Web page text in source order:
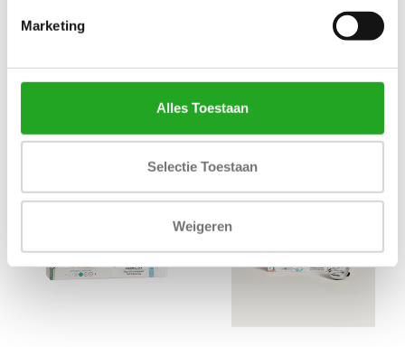
Marketing
Alles Toestaan
Selectie Toestaan
Weigeren